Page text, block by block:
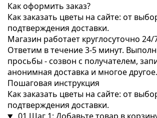
Как оформить заказ?
Как заказать цветы на сайте: от
подтверждения доставки.
Магазин работает круглосуточно 24/
Ответим в течение 3-5 минут.
просьбы - созвон с получателем,
анонимная доставка и многое другое.
Пошаговая инструкция
Как заказать цветы на сайте: от
подтверждения доставки.